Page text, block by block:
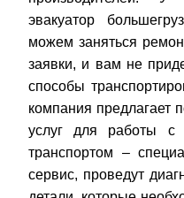
эвакуатор
можем заняться
заявки, и вам не
способы
компания предлагает
услуг для работы с
транспортом –
сервис, проведут